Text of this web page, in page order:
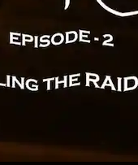
కోసం
రావును